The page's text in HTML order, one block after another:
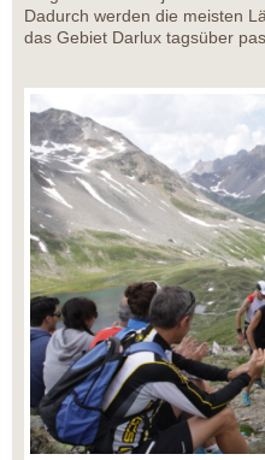
Dadurch werden die meisten
das Gebiet Darlux tagsüber